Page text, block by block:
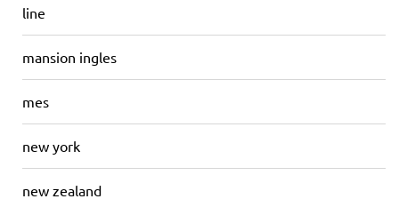
line
mansion ingles
mes
new york
new zealand